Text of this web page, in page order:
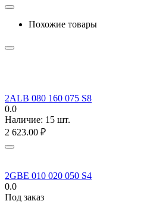
Похожие товары
2ALB 080 160 075 S8
0.0
Наличие: 15 шт.
2 623.00 ₽
2GBE 010 020 050 S4
0.0
Под заказ